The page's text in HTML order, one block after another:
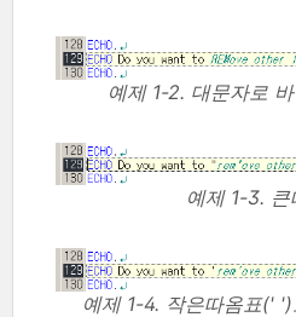
예제 1-2. 대문자로
예제 1-3. 큰
예제 1-4. 작은따옴표('